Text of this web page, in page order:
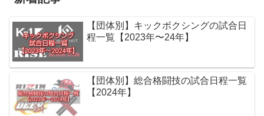
【団体別】キックボクシングの試合日
程一覧【2023年〜24年】
【団体別】総合格闘技の試合日程一覧
【2024年】